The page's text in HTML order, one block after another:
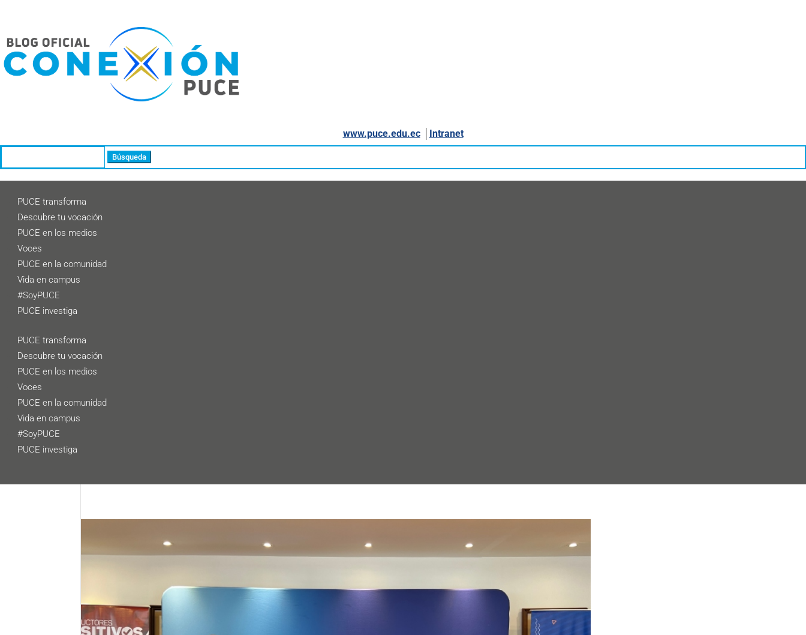
www.puce.edu.ec│ Intranet
PUCE transforma
Descubre tu vocación
PUCE en los medios
Voces
PUCE en la comunidad
Vida en campus
#SoyPUCE
PUCE investiga
PUCE transforma
Descubre tu vocación
PUCE en los medios
Voces
PUCE en la comunidad
Vida en campus
#SoyPUCE
PUCE investiga